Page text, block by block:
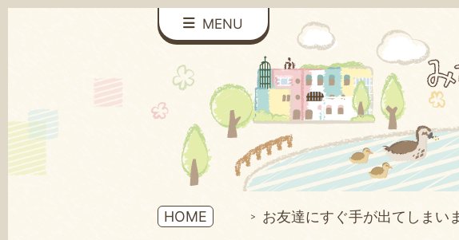
MENU
HOME お友達にすぐ手が出てしまい